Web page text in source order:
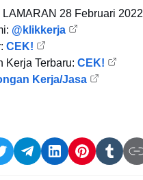
LAMARAN 28 Februari 2022
@klikkerja
CEK!
Kerja Terbaru: CEK!
Kerja/Jasa